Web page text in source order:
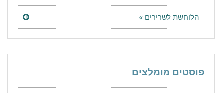
הלוחשת לשרירים »
פוסטים מומלצים